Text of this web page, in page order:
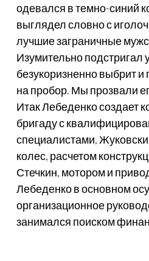
одевался в темно-синий
выглядел словно с
лучшие заграничные
Изумительно подстригал
безукоризненно выбрит и
на пробор. Мы прозвали
Итак Лебеденко создает
бригаду с
специалистами,
колес, расчетом
Стечкин, мотором и
Лебеденко в основном
организационное
занимался поиском